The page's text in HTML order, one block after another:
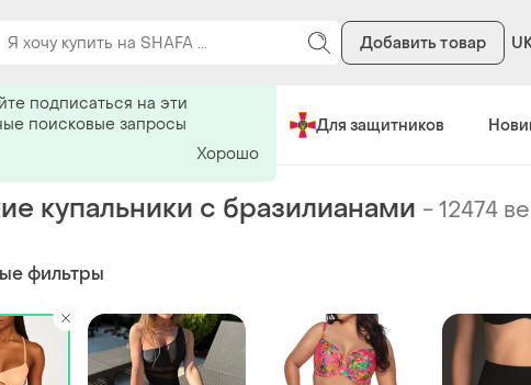
Добавить товар
Сделано в Украине Для защитников
купальники с бразилианами -12474
фильтры
подписаться на эти
поисковые запросы
Хорошо